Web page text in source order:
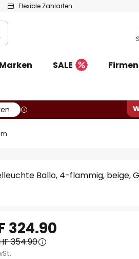
Flexible Zahlarten
Marken SALE
Ballo, 4-flammig, beige,
324.90
354.90